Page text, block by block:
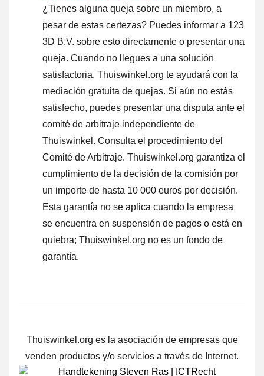
¿Tienes alguna queja sobre un miembro, a
pesar de estas certezas? Puedes informar a 123
3D B.V. sobre esto directamente o presentar una
queja. Cuando no llegues a una solución
satisfactoria, Thuiswinkel.org te ayudará con la
mediación gratuita de quejas. Si aún no estás
satisfecho, puedes presentar una disputa ante el
comité de arbitraje independiente de
Thuiswinkel. Consulta el procedimiento del
Comité de Arbitraje. Thuiswinkel.org garantiza el
cumplimiento de la decisión de la comisión por
un importe de hasta 10 000 euros por decisión.
Esta garantía no se aplica cuando la empresa
se encuentra en suspensión de pagos o está en
quiebra; Thuiswinkel.org no es un fondo de
garantía.
Thuiswinkel.org es la asociación de empresas que
venden productos y/o servicios a través de Internet.